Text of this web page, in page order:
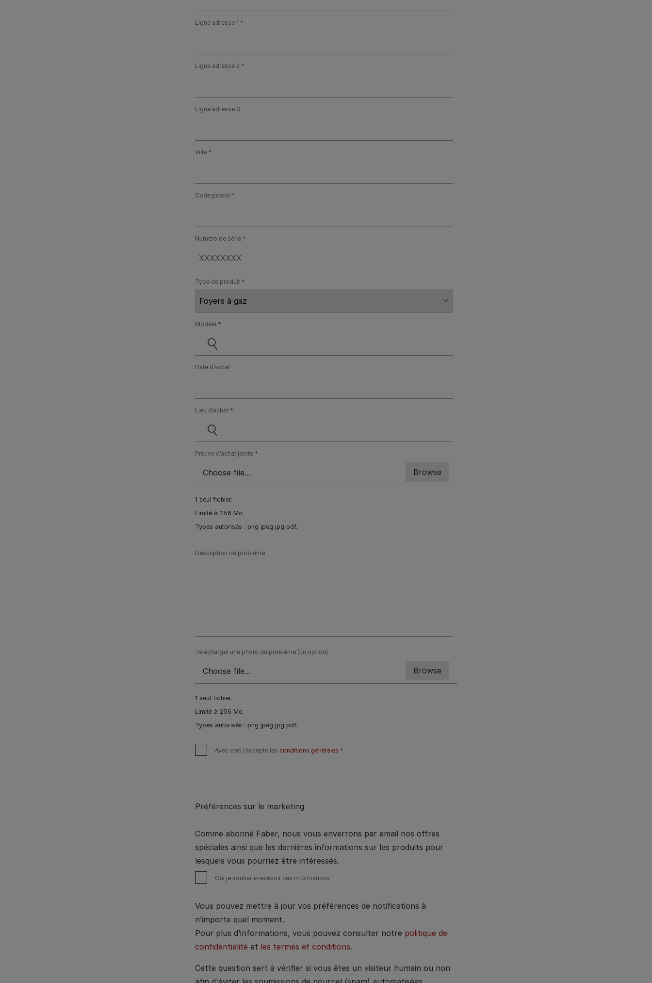
Ligne adresse 1
Ligne adresse 2
Ligne adresse 3
Ville
Code postal
Numéro de série
Type de produit
Modèle
Date d’achat
Lieu d’achat
Preuve d’achat jointe
1 seul fichier.
Limité à 256 Mo.
Types autorisés : png jpeg jpg pdf.
Description du problème
Télécharger une photo du problème (En option)
1 seul fichier.
Limité à 256 Mo.
Types autorisés : png jpeg jpg pdf.
Avec ceci j’accepte les conditions générales
Préférences sur le marketing
Comme abonné Faber, nous vous enverrons par email nos offres
spéciales ainsi que les dernières informations sur les produits pour
lesquels vous pourriez être intéressés.
Oui je souhaite recevoir ces informations
Vous pouvez mettre à jour vos préférences de notifications à
n’importe quel moment.
Pour plus d’informations, vous pouvez consulter notre politique de
confidentialité et les termes et conditions.
Cette question sert à vérifier si vous êtes un visiteur humain ou non